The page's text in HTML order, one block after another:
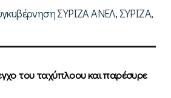
ΣΥΡΙΖΑ ΑΝΕΛ, ΣΥΡΙΖΑ,
του ταχύπλοου και παρέσυρε